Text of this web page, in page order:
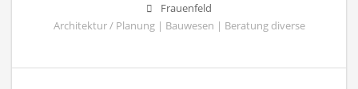
Frauenfeld
Architektur / Planung | Bauwesen | Beratung diverse